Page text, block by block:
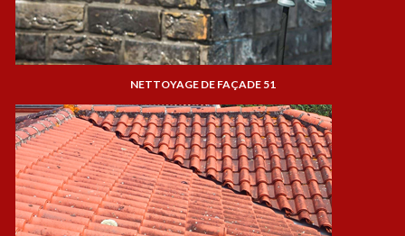
NETTOYAGE DE FAÇADE 51